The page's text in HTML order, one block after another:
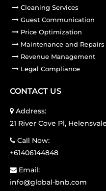
Cleaning Services
Guest Communication
Price Optimization
Maintenance and Repairs
Revenue Management
Legal Compliance
CONTACT US
Address:
21 River Cove Pl,
Call Now:
+61406144848
Email:
info@global-bnb.com